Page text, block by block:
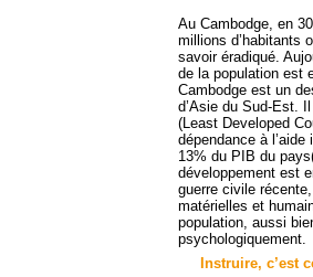
Au Cambodge, en
millions d’habitants
savoir éradiqué.
de la population est
Cambodge est un
d’Asie du Sud-Est.
(Least Developed
dépendance à
13% du PIB du
développement est
guerre civile
matérielles et
population, aussi
psychologiquement.
Instruire, c’est